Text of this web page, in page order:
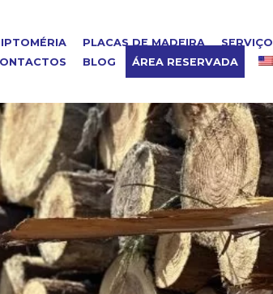
PLACAS DE MADEIRA
BLOG ÁREA RESERVADA